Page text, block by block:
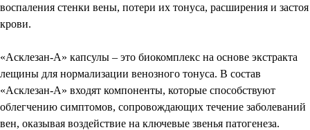
воспаления стенки вены, потери их тонуса, расширения и застоя
крови.
«Асклезан-А» капсулы – это биокомплекс на основе экстракта
лещины для нормализации венозного тонуса. В состав
«Асклезан-А» входят компоненты, которые способствуют
облегчению симптомов, сопровождающих течение заболеваний
вен, оказывая воздействие на ключевые звенья патогенеза.